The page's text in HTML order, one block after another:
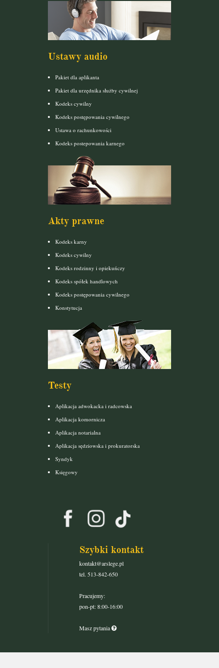
Ustawy audio
Pakiet dla aplikanta
Pakiet dla urzędnika służby cywilnej
Kodeks cywilny
Kodeks postępowania cywilnego
Ustawa o rachunkowości
Kodeks postepowania karnego
Akty prawne
Kodeks karny
Kodeks cywilny
Kodeks rodzinny i opiekuńczy
Kodeks spółek handlowych
Kodeks postępowania cywilnego
Konstytucja
Testy
Aplikacja adwokacka i radcowska
Aplikacja komornicza
Aplikacja notarialna
Aplikacja sędziowska i prokuratorska
Syndyk
Księgowy
Szybki kontakt
kontakt@arslege.pl
tel. 513-842-650
Pracujemy:
pon-pt: 8:00-16:00
Masz pytania